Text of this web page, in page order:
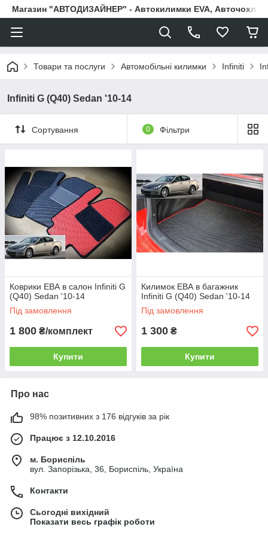
Магазин "АВТОДИЗАЙНЕР" - Автокилимки EVA, Авточохли,
Товари та послуги Автомобільні килимки Infiniti
Infiniti G (Q40) Sedan '10-14
Сортування 0 Фільтри
Коврики ЕВА в салон Infiniti G
(Q40) Sedan '10-14
Під замовлення
1 800 ₴/комплект
Купити
Килимок ЕВА в багажник
Infiniti G (Q40) Sedan '10-14
Під замовлення
1 300 ₴
Купити
Про нас
98% позитивних з 176 відгуків за рік
Працює з 12.10.2016
м. Бориспіль
вул. Запорізька, 36, Бориспіль, Україна
Контакти
Сьогодні вихідний
Показати весь графік роботи